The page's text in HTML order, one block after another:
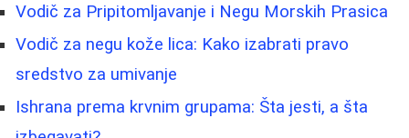
Vodič za Pripitomljavanje i Negu Morskih Prasica
Vodič za negu kože lica: Kako izabrati pravo
sredstvo za umivanje
Ishrana prema krvnim grupama: Šta jesti, a šta